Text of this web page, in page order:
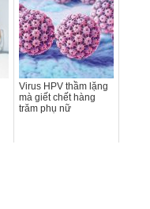
Virus HPV thầm lặng
mà giết chết hàng
trăm phụ nữ